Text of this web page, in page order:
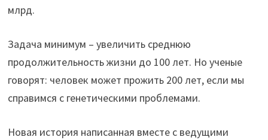
млрд.
Задача минимум – увеличить среднюю
продолжительность жизни до 100 лет. Но ученые
говорят: человек может прожить 200 лет, если мы
справимся с генетическими проблемами.
Новая история написанная вместе с ведущими